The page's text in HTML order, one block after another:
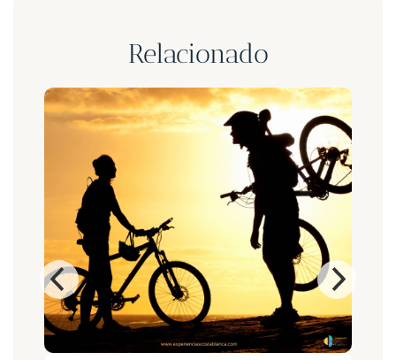
Relacionado